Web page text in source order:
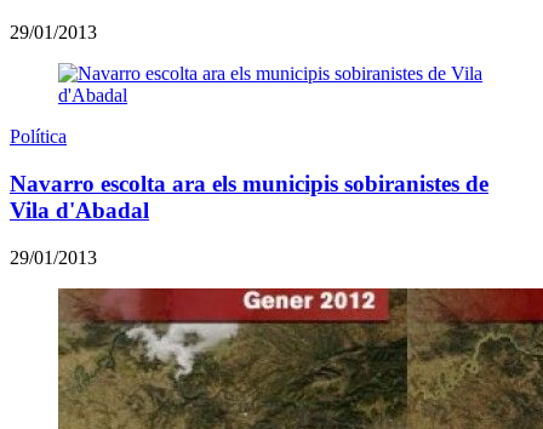
29/01/2013
Política
Navarro escolta ara els municipis sobiranistes de
Vila d'Abadal
29/01/2013